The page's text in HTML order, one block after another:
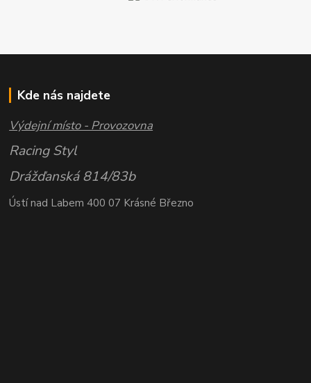
Kde nás najdete
Výdejní místo - Provozovna
Racing Styl
Drážďanská 814/83b
Ústí nad Labem 400 07 Krásné Březno